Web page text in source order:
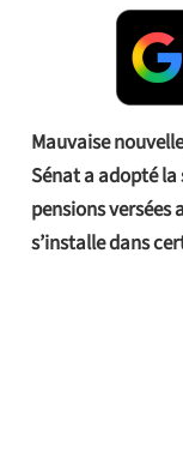
Mauvaise
Sénat a adopté
pensions
s’installe dans